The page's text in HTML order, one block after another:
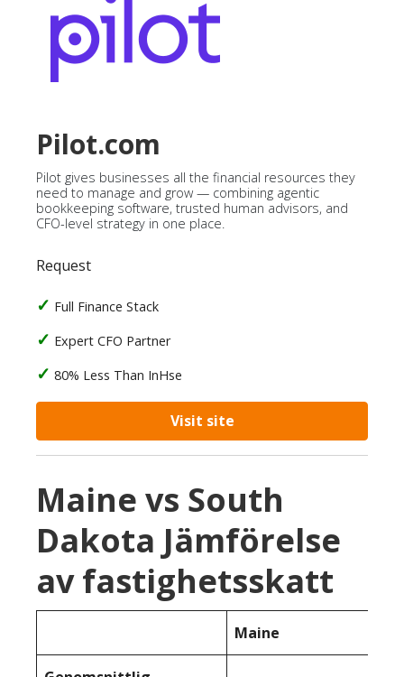
Pilot.com
Pilot gives businesses all the financial resources they
need to manage and grow — combining agentic
bookkeeping software, trusted human advisors, and
CFO-level strategy in one place.
Request
Full Finance Stack
Expert CFO Partner
80% Less Than InHse
Visit site
Maine vs South
Dakota Jämförelse
av fastighetsskatt
Maine